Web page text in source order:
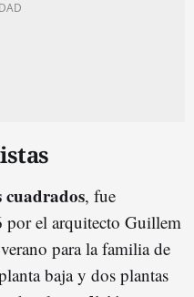
cuadrados, fue
el arquitecto Guillem
para la familia de
baja y dos plantas